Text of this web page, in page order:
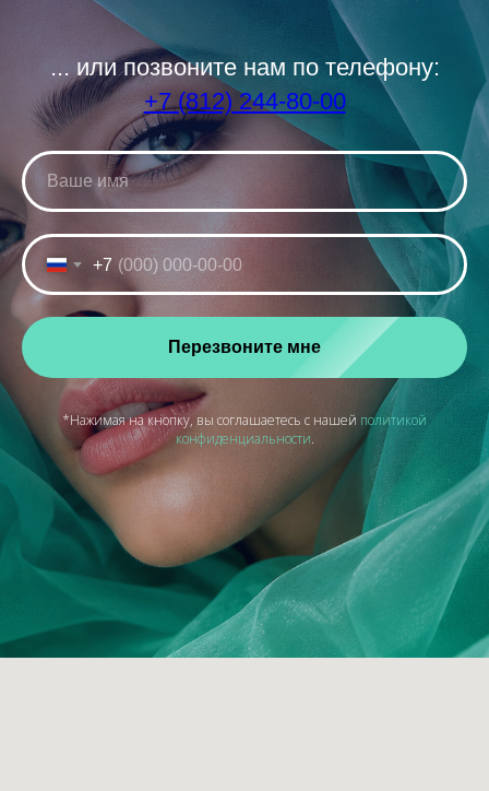
... или позвоните нам по телефону:
+7 (812) 244-80-00
+7
Перезвоните мне
*Нажимая на кнопку, вы соглашаетесь с нашей политикой
конфиденциальности.